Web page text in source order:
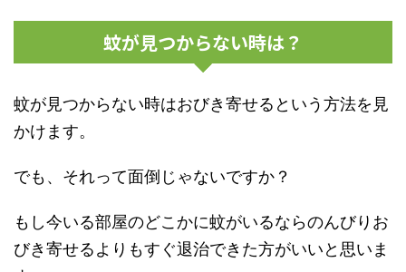
蚊が見つからない時は？
蚊が見つからない時はおびき寄せるという方法を見
かけます。
でも、それって面倒じゃないですか？
もし今いる部屋のどこかに蚊がいるならのんびりお
びき寄せるよりもすぐ退治できた方がいいと思いま